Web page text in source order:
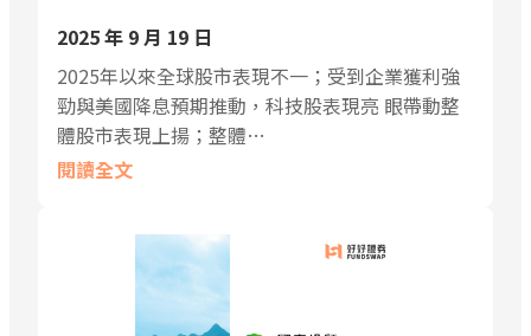
2025 年 9 月 19 日
2025年以來全球股市表現不一；受到企業獲利強
勁與美國降息預期推動，科技股表現亮 眼帶動整
體股市表現上揚；整體…
閱讀全文